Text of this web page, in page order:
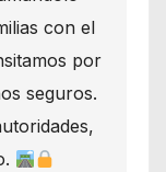
con el
por
seguros.